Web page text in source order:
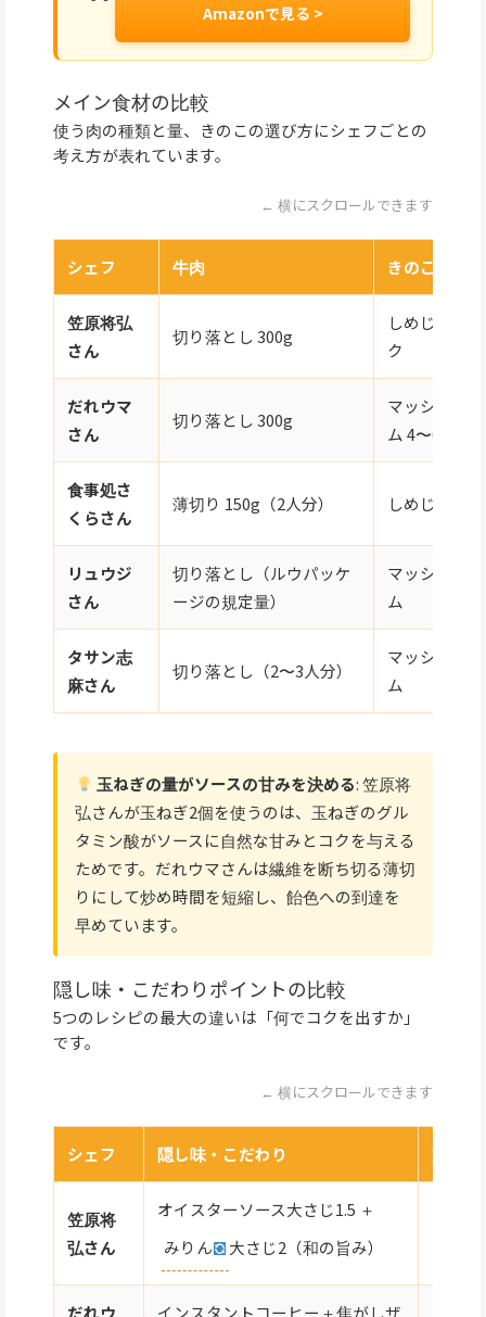
Amazonで見る >
メイン食材の比較
使う肉の種類と量、きのこの選び方にシェフごとの
考え方が表れています。
← 横にスクロールできます
シェフ 牛肉 きのこ
笠原将弘
さん
切り落とし 300g
しめじ 1パッ
ク
だれウマ
さん
切り落とし 300g
マッシュルー
ム 4〜6個
食事処さ
くらさん
薄切り 150g（2人分） しめじ 100g
リュウジ
さん
切り落とし（ルウパッケ
ージの規定量）
マッシュルー
ム
タサン志
麻さん
切り落とし（2〜3人分）
マッシュルー
ム
玉ねぎの量がソースの甘みを決める: 笠原将
弘さんが玉ねぎ2個を使うのは、玉ねぎのグル
タミン酸がソースに自然な甘みとコクを与える
ためです。だれウマさんは繊維を断ち切る薄切
りにして炒め時間を短縮し、飴色への到達を
早めています。
隠し味・こだわりポイントの比較
5つのレシピの最大の違いは「何でコクを出すか」
です。
← 横にスクロールできます
シェフ 隠し味・こだわり 液体ベ
笠原将
弘さん
オイスターソース大さじ1.5 ＋
みりん
大さじ2（和の旨み）